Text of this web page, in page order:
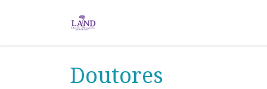
Doutores